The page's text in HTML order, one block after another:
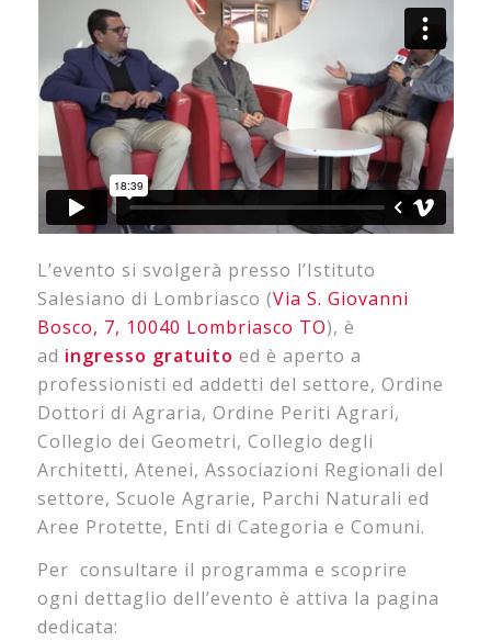
L’evento si svolgerà presso l’Istituto
Salesiano di Lombriasco (Via S. Giovanni
Bosco, 7, 10040 Lombriasco TO), è
ad ingresso gratuito ed è aperto a
professionisti ed addetti del settore, Ordine
Dottori di Agraria, Ordine Periti Agrari,
Collegio dei Geometri, Collegio degli
Architetti, Atenei, Associazioni Regionali del
settore, Scuole Agrarie, Parchi Naturali ed
Aree Protette, Enti di Categoria e Comuni.
Per consultare il programma e scoprire
ogni dettaglio dell’evento è attiva la pagina
dedicata: